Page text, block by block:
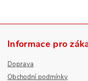
Informace pro
Doprava
Obchodní podmínky